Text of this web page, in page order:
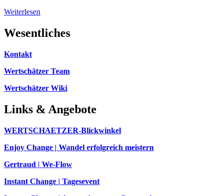
Weiterlesen
Wesentliches
Kontakt
Wertschätzer Team
Wertschätzer Wiki
Links & Angebote
WERTSCHAETZER-Blickwinkel
Enjoy Change | Wandel erfolgreich meistern
Gertraud | We-Flow
Instant Change | Tagesevent